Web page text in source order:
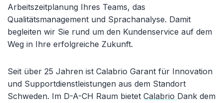
Arbeitszeitplanung Ihres Teams, das
Qualitätsmanagement und Sprachanalyse. Damit
begleiten wir Sie rund um den Kundenservice auf dem
Weg in Ihre erfolgreiche Zukunft.
Seit über 25 Jahren ist Calabrio Garant für Innovation
und Supportdienstleistungen aus dem Standort
Schweden. Im D-A-CH Raum bietet Calabrio Dank dem